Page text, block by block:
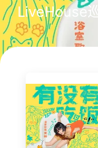
LiveHouse